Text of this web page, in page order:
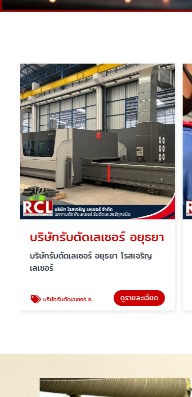
บริษัทรับตัดเลเซอร์ อยุธยา
บริษัทรับตัดเลเซอร์ อยุธยา โรสเจริญ
เลเซอร์
บริษัทรับตัดเลเซอร์ อยุธยา ดูรายละเอียด